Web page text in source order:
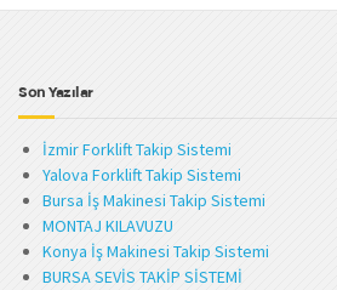
Son Yazılar
İzmir Forklift Takip Sistemi
Yalova Forklift Takip Sistemi
Bursa İş Makinesi Takip Sistemi
MONTAJ KILAVUZU
Konya İş Makinesi Takip Sistemi
BURSA SEVİS TAKİP SİSTEMİ